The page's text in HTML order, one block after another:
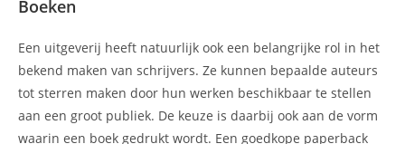
Boeken
Een uitgeverij heeft natuurlijk ook een belangrijke rol in het
bekend maken van schrijvers. Ze kunnen bepaalde auteurs
tot sterren maken door hun werken beschikbaar te stellen
aan een groot publiek. De keuze is daarbij ook aan de vorm
waarin een boek gedrukt wordt. Een goedkope paperback